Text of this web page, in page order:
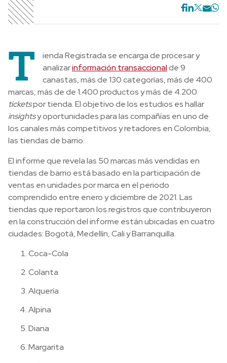
T
ienda Registrada se encarga de procesar y
analizarinformación transaccionalde 9
canastas, más de 130 categorías, más de 400
marcas, más de de 1.400 productos y más de 4.200
ticketspor tienda. El objetivo de los estudios es hallar
insightsy oportunidades para las compañías en uno de
los canales más competitivos y retadores en Colombia,
las tiendas de barrio.
El informe que revela las 50 marcas más vendidas en
tiendas de barrio está basado en la participación de
ventas en unidades por marca en el periodo
comprendido entre enero y diciembre de 2021. Las
tiendas que reportaron los registros que contribuyeron
en la construcción del informe están ubicadas en cuatro
ciudades: Bogotá, Medellín, Cali y Barranquilla.
Coca-Cola
Colanta
Alquería
Alpina
Diana
Margarita